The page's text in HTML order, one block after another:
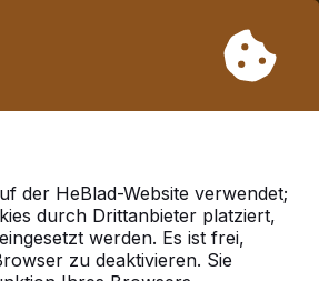
berücksichtigen Sie daher längere
der HeBlad-Website verwendet;
durch Drittanbieter platziert,
werden. Es ist frei,
zu deaktivieren. Sie